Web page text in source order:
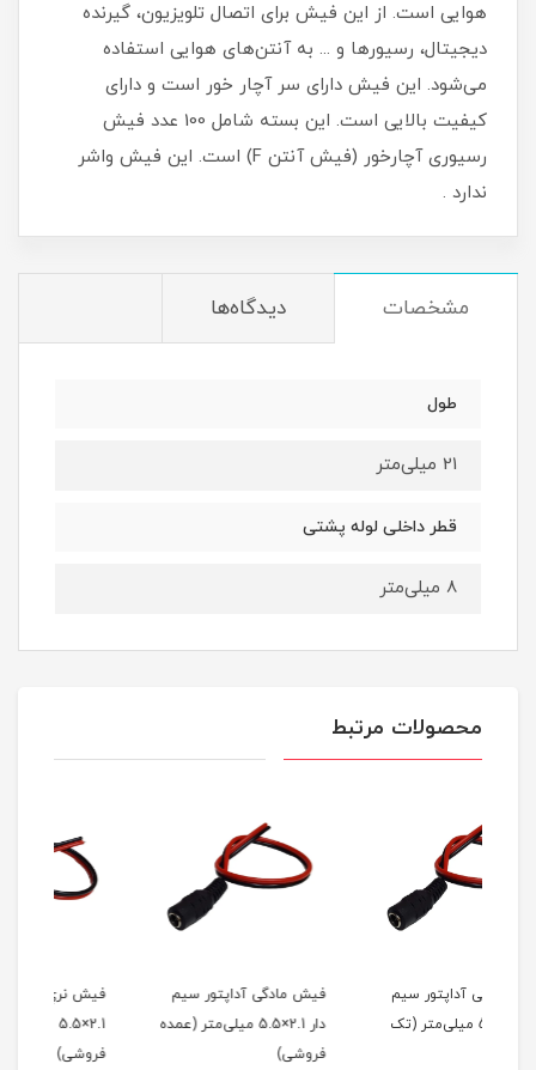
هوایی است. از این فیش برای اتصال تلویزیون، گیرنده
دیجیتال، رسیورها و ... به آنتن‌های هوایی استفاده
می‌شود. این فیش دارای سر آچار خور است و دارای
کیفیت بالایی است. این بسته شامل 100 عدد فیش
رسیوری آچارخور (فیش آنتن F) است. این فیش واشر
ندارد .
مشخصات دیدگاه‌ها
طول
21 میلی‌متر
قطر داخلی لوله پشتی
8 میلی‌متر
محصولات مرتبط
فیش مادگی آداپتور سیم
دار 2.1×5.5 میلی‌متر (عمده
فیش نري آداپتور سیم دار
2.1×5.5 میلی‌متر (تک